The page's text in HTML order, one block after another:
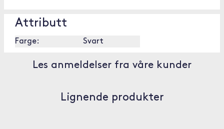
Attributt
Farge: Svart
Les anmeldelser fra våre kunder
Lignende produkter